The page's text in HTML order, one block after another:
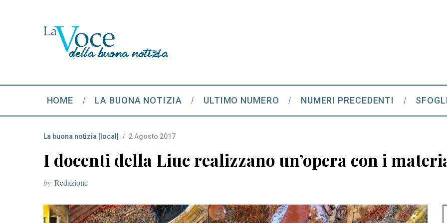
HOME LA BUONA NOTIZIA ULTIMO NUMERO NUMERI PRECEDENTI
La buona notizia [local] 2 Agosto 2017
I docenti della Liuc realizzano un’opera con i
by Redazione